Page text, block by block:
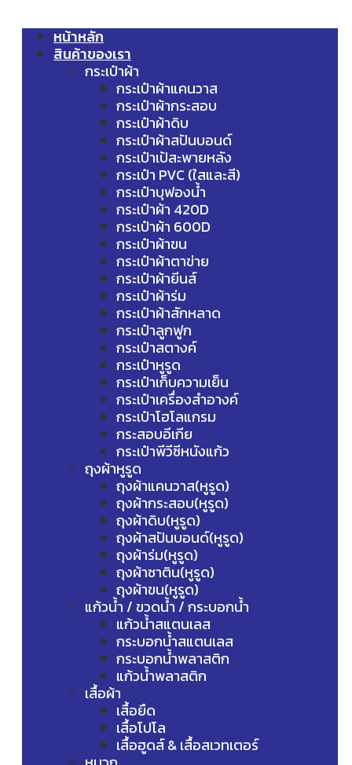
หน้าหลัก
สินค้าของเรา
กระเป๋าผ้า
กระเป๋าผ้าแคนวาส
กระเป๋าผ้ากระสอบ
กระเป๋าผ้าดิบ
กระเป๋าผ้าสปันบอนด์
กระเป๋าเป้สะพายหลัง
กระเป๋า PVC (ใสและสี)
กระเป๋าบุฟองน้ำ
กระเป๋าผ้า 420D
กระเป๋าผ้า 600D
กระเป๋าผ้าขน
กระเป๋าผ้าตาข่าย
กระเป๋าผ้ายีนส์
กระเป๋าผ้าร่ม
กระเป๋าผ้าสักหลาด
กระเป๋าลูกฟูก
กระเป๋าสตางค์
กระเป๋าหูรูด
กระเป๋าเก็บความเย็น
กระเป๋าเครื่องสำอางค์
กระเป๋าโฮโลแกรม
กระสอบอีเกีย
กระเป๋าพีวีซีหนังแก้ว
ถุงผ้าหูรูด
ถุงผ้าแคนวาส(หูรูด)
ถุงผ้ากระสอบ(หูรูด)
ถุงผ้าดิบ(หูรูด)
ถุงผ้าสปันบอนด์(หูรูด)
ถุงผ้าร่ม(หูรูด)
ถุงผ้าซาติน(หูรูด)
ถุงผ้าขน(หูรูด)
แก้วน้ำ / ขวดน้ำ / กระบอกน้ำ
แก้วน้ำสแตนเลส
กระบอกน้ำสแตนเลส
กระบอกน้ำพลาสติก
แก้วน้ำพลาสติก
เสื้อผ้า
เสื้อยืด
เสื้อโปโล
เสื้อฮูดส์ & เสื้อสเวทเตอร์